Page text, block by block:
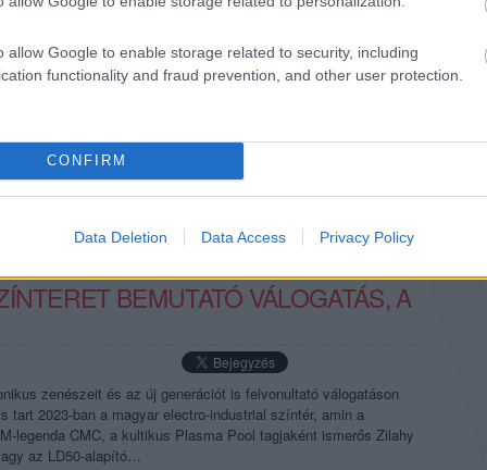
allow Google to enable storage related to security, including
functionality and fraud prevention, and other user protection.
CONFIRM
Data Deletion Data Access Privacy Policy
rockEBModonis odonisliving totemchoke chain
A CSEND?” – ITT A MAGYAR
BEMUTATÓ VÁLOGATÁS, A
zenészeit és az új generációt is felvonultató válogatáson
tart 2023-ban a magyar electro-industrial színtér, amin a
legenda CMC, a kultikus Plasma Pool tagjaként ismerős Zilahy
az LD50-alapító…